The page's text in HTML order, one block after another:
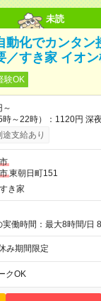
未読
動化でカンタ
／すき家 イオ
験OK
～
時～22時）：1120円 深
【特別手当】早朝手当（5：00-9：
用期間の長さ：1
変更なし）ですが、切り
研修制度あり：15時間(
支給あり
東朝日町151
き家
実働時間：最大8時間/日
は固定シフトですが、
ーにはもちろん対応しま
み期間限定
クOK